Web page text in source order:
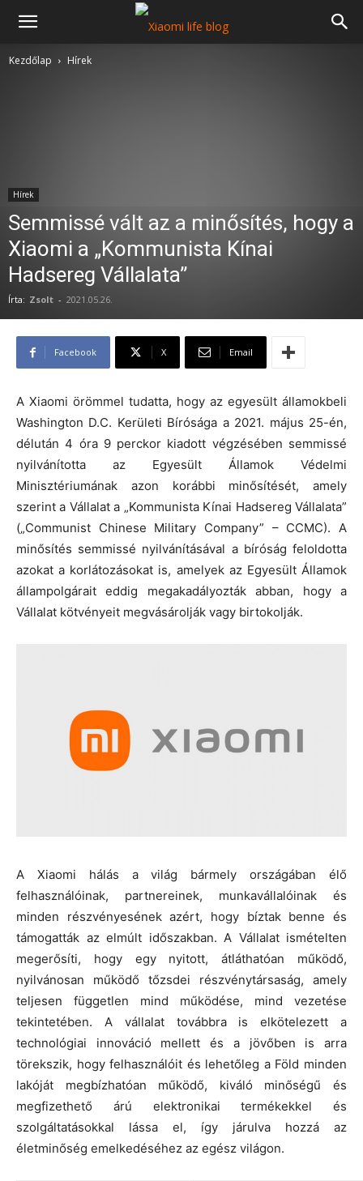
Kezdőlap Hírek
Hírek
Semmissé vált az a minősítés, hogy a
Xiaomi a „Kommunista Kínai
Hadsereg Vállalata”
Írta: Zsolt - 2021.05.26.
Facebook X Email
A Xiaomi örömmel tudatta, hogy az egyesült államokbeli
Washington D.C. Kerületi Bírósága a 2021. május 25-én,
délután 4 óra 9 perckor kiadott végzésében semmissé
nyilvánította az Egyesült Államok Védelmi
Minisztériumának azon korábbi minősítését, amely
szerint a Vállalat a „Kommunista Kínai Hadsereg Vállalata”
(„Communist Chinese Military Company” – CCMC). A
minősítés semmissé nyilvánításával a bíróság feloldotta
azokat a korlátozásokat is, amelyek az Egyesült Államok
állampolgárait eddig megakadályozták abban, hogy a
Vállalat kötvényeit megvásárolják vagy birtokolják.
A Xiaomi hálás a világ bármely országában élő
felhasználóinak, partnereinek, munkavállalóinak és
minden részvényesének azért, hogy bíztak benne és
támogatták az elmúlt időszakban. A Vállalat ismételten
megerősíti, hogy egy nyitott, átláthatóan működő,
nyilvánosan működő tőzsdei részvénytársaság, amely
teljesen független mind működése, mind vezetése
tekintetében. A vállalat továbbra is elkötelezett a
technológiai innováció mellett és a jövőben is arra
törekszik, hogy felhasználóit és lehetőleg a Föld minden
lakóját megbízhatóan működő, kiváló minőségű és
megfizethető árú elektronikai termékekkel és
szolgáltatásokkal lássa el, így járulva hozzá az
életminőség emelkedéséhez az egész világon.